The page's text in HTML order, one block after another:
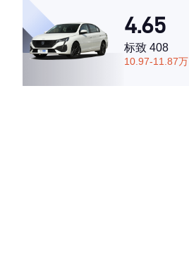
·内饰表现较为优秀，优于72%同级车
·空间表现较为优秀，优于79%同级车
4.65
标致 408
10.97-11.87万